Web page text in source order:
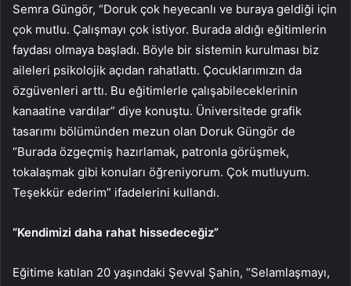
Semra Güngör, “Doruk çok heyecanlı ve buraya geldiği için
çok mutlu. Çalışmayı çok istiyor. Burada aldığı eğitimlerin
faydası olmaya başladı. Böyle bir sistemin kurulması biz
aileleri psikolojik açıdan rahatlattı. Çocuklarımızın da
özgüvenleri arttı. Bu eğitimlerle çalışabileceklerinin
kanaatine vardılar” diye konuştu. Üniversitede grafik
tasarımı bölümünden mezun olan Doruk Güngör de
“Burada özgeçmiş hazırlamak, patronla görüşmek,
tokalaşmak gibi konuları öğreniyorum. Çok mutluyum.
Teşekkür ederim” ifadelerini kullandı.
“Kendimizi daha rahat hissedeceğiz”
Eğitime katılan 20 yaşındaki Şevval Şahin, “Selamlaşmayı,